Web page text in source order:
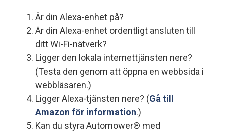
Är din Alexa-enhet på?
Är din Alexa-enhet ordentligt ansluten till
ditt Wi-Fi-nätverk?
Ligger den lokala internettjänsten nere?
(Testa den genom att öppna en webbsida i
webbläsaren.)
Ligger Alexa-tjänsten nere? (Gå till
Amazon för information.)
Kan du styra Automower® med